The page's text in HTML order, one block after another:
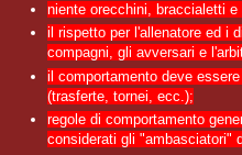
niente orecchini, braccialetti e
il rispetto per l'allenatore ed i
compagni, gli avversari e
il comportamento deve
(trasferte, tornei, ecc.);
regole di comportamento
considerati gli "ambasciatori"